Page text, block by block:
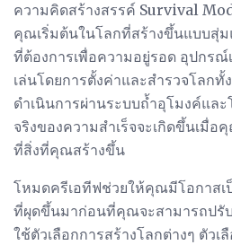
ความคิดสร้างสรรค์ Survival
คุณเริ่มต้นในโลกที่สร้างขึ้นแบบสุ่
ที่ต้องการเพื่อความอยู่รอด อุปกร
เล่นโดยการตั้งค่าและสำรวจโล
ดำเนินการผ่านระบบถ้ำอุโมงค์แล
จริงของความสำเร็จจะเกิดขึ้นเมื่
ที่สิ่งที่คุณสร้างขึ้น
โหมดครีเอทีฟช่วยให้คุณมีโอกาสเ
ที่ผุดขึ้นมาก่อนที่คุณจะสามารถปรั
ใช้ตัวเลือกการสร้างโลกต่างๆ ตัวเ